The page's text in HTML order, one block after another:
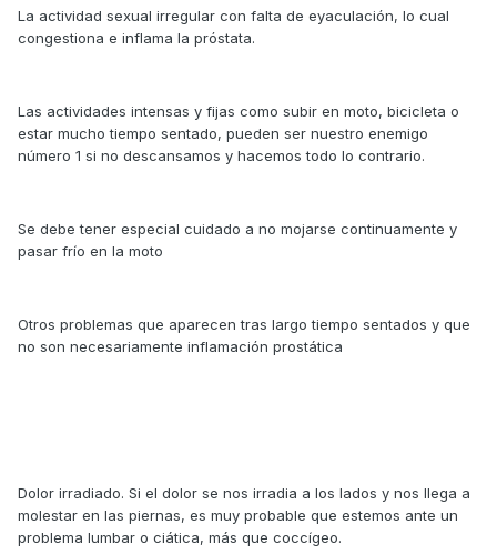
La actividad sexual irregular con falta de eyaculación, lo cual
congestiona e inflama la próstata.
Las actividades intensas y fijas como subir en moto, bicicleta o
estar mucho tiempo sentado, pueden ser nuestro enemigo
número 1 si no descansamos y hacemos todo lo contrario.
Se debe tener especial cuidado a no mojarse continuamente y
pasar frío en la moto
Otros problemas que aparecen tras largo tiempo sentados y que
no son necesariamente inflamación prostática
Dolor irradiado. Si el dolor se nos irradia a los lados y nos llega a
molestar en las piernas, es muy probable que estemos ante un
problema lumbar o ciática, más que coccígeo.